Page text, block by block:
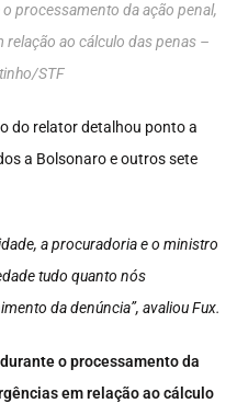
processamento da ação penal,
ao cálculo das penas –
STF
do relator detalhou ponto a
a Bolsonaro e outros sete
a procuradoria e o ministro
tudo quanto nós
da denúncia”, avaliou Fux.
o processamento da
em relação ao cálculo